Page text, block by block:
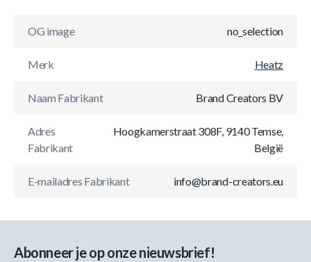
OG image no_selection
Merk Heatz
Naam Fabrikant Brand Creators BV
Adres
Fabrikant
Hoogkamerstraat 308F, 9140 Temse,
België
E-mailadres Fabrikant info@brand-creators.eu
Abonneer je op onze nieuwsbrief!